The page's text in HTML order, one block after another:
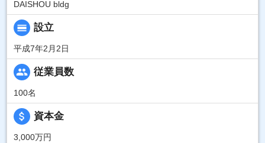
DAISHOU bldg
calendar_view_day 設立
平成7年2月2日
people 従業員数
100名
attach_money 資本金
3,000万円